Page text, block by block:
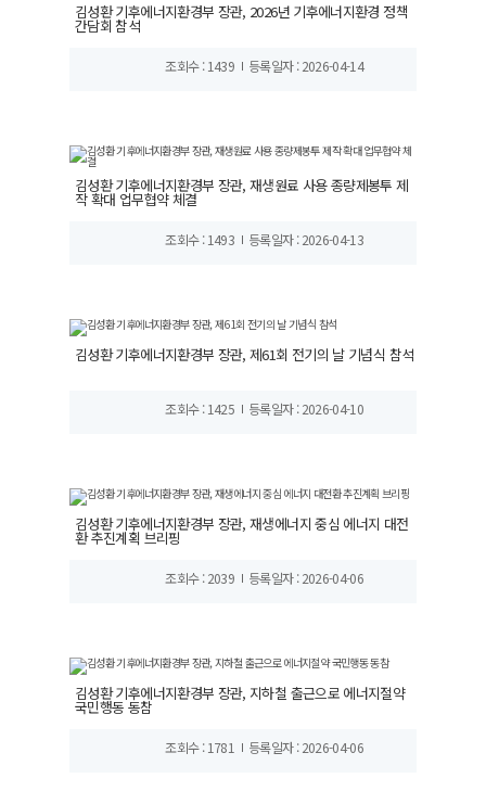
김성환 기후에너지환경부 장관, 2026년 기후에너지환경 정책
간담회 참석
조회수 : 1439 등록일자 : 2026-04-14
김성환 기후에너지환경부 장관, 재생원료 사용 종량제봉투 제
작 확대 업무협약 체결
조회수 : 1493 등록일자 : 2026-04-13
김성환 기후에너지환경부 장관, 제61회 전기의 날 기념식 참석
조회수 : 1425 등록일자 : 2026-04-10
김성환 기후에너지환경부 장관, 재생에너지 중심 에너지 대전
환 추진계획 브리핑
조회수 : 2039 등록일자 : 2026-04-06
김성환 기후에너지환경부 장관, 지하철 출근으로 에너지절약
국민행동 동참
조회수 : 1781 등록일자 : 2026-04-06